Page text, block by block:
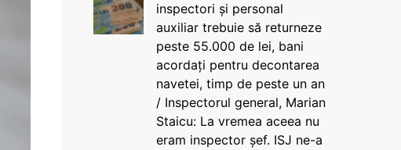
inspectori și personal
auxiliar trebuie să returneze
peste 55.000 de lei, bani
acordați pentru decontarea
navetei, timp de peste un an
/ Inspectorul general, Marian
Staicu: La vremea aceea nu
eram inspector șef. ISJ ne-a